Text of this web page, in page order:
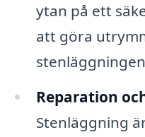
ytan på ett
att göra
Reparation
Stenläggning